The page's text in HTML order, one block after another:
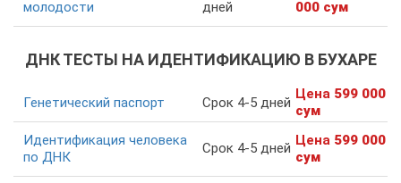
молодости
дней
000 сум
ДНК ТЕСТЫ НА ИДЕНТИФИКАЦИЮ В БУХАРЕ
Генетический паспорт Срок 4-5 дней
Цена 599 000
сум
Идентификация человека
по ДНК
Срок 4-5 дней Цена 599 000
сум